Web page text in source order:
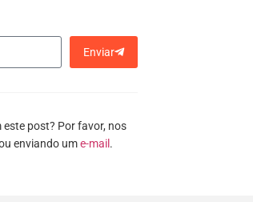
Enviar
post? Por favor, nos
enviando ume-mail .